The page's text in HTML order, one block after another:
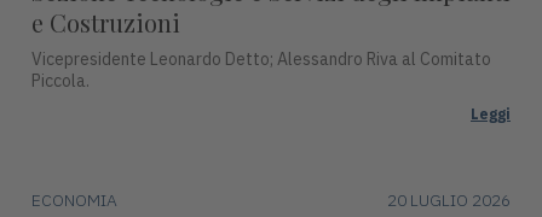
e Costruzioni
Vicepresidente Leonardo Detto; Alessandro Riva al Comitato
Piccola.
Leggi
ECONOMIA 20 LUGLIO 2026